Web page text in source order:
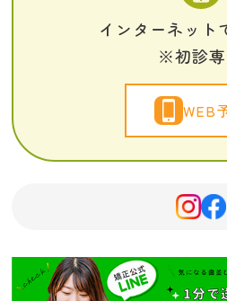
インターネット
※初診
WEB